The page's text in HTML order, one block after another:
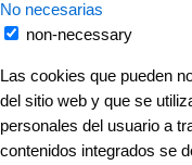
No necesarias
non-necessary
Las cookies que pueden
del sitio web y que se
personales del usuario a
contenidos integrados se